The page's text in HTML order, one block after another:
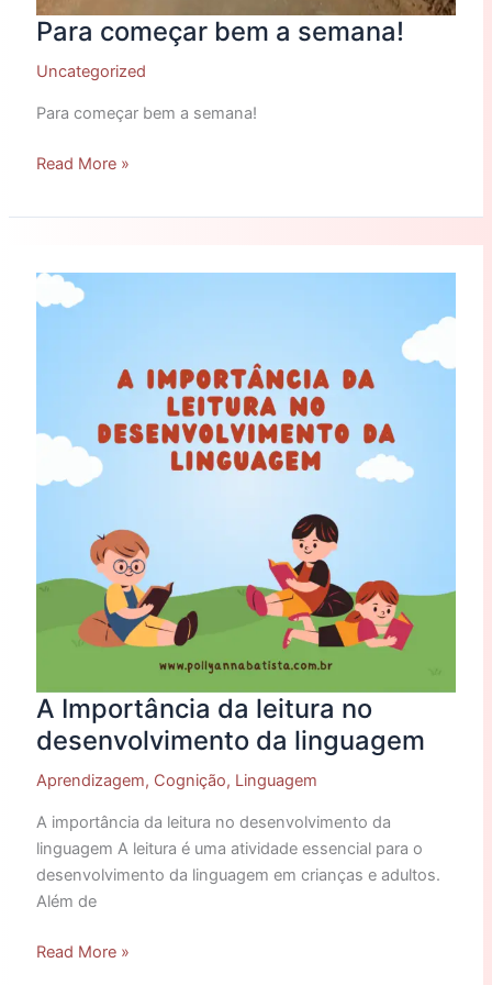
Para começar bem a semana!
Uncategorized
Para começar bem a semana!
Read More »
A Importância da leitura no
desenvolvimento da linguagem
Aprendizagem, Cognição, Linguagem
A importância da leitura no desenvolvimento da
linguagem A leitura é uma atividade essencial para o
desenvolvimento da linguagem em crianças e adultos.
Além de
Importância
da
desenvolvimento
linguagem
Read More »